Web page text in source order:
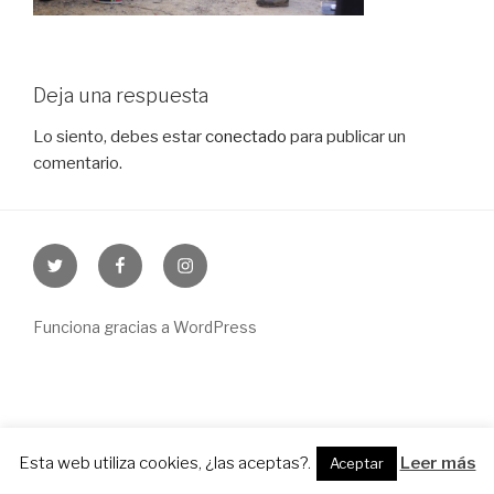
Deja una respuesta
Lo siento, debes estarconectado para publicar un
comentario.
Twitter FacebookInstagram
Funciona gracias a WordPress
Esta web utiliza cookies, ¿las aceptas?. Aceptar Leer más